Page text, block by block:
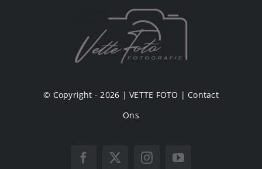
© Copyright - 2026 |VETTE FOTO | Contact
Ons